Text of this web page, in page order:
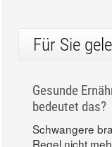
Für Sie
Gesunde
bedeutet das?
Schwangere
Regel nicht